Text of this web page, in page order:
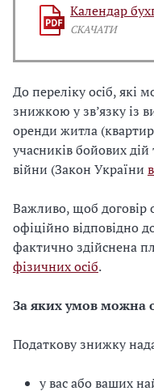
Календар
СКАЧАТИ
До переліку осіб, які
знижкою у зв’язку із
оренди житла
учасників бойових дій
війни (Закон України
Важливо, щоб
офіційно відповідно
фактично здійснена
фізичних осіб.
За яких умов можна
Податкову знижку
у вас або ваших